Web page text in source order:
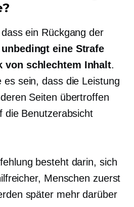
ein Rückgang der
eine Strafe
von schlechtem Inhalt.
es sein, dass die Leistung
Seiten übertroffen
die Benutzerabsicht
besteht darin, sich
Menschen zuerst
später mehr darüber